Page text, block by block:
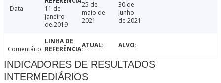
Data
11 de
janeiro
de 2019
25 de
maio de
2021
30 de
junho
de 2021
Comentário
INDICADORES DE RESULTADOS
INTERMEDIÁRIOS